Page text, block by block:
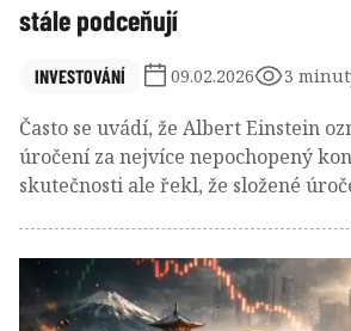
stále podceňují
INVESTOVÁNÍ 09.02.2026 3
Často se uvádí, že Albert Einstein
úročení za nejvíce nepochopený
skutečnosti ale řekl, že složené
správně.